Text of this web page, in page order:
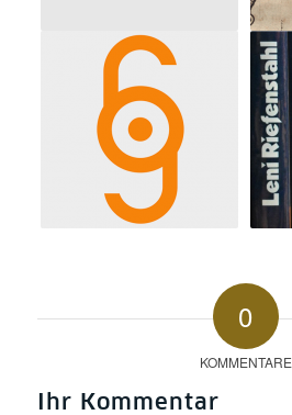
0
KOMMENTARE
Ihr Kommentar